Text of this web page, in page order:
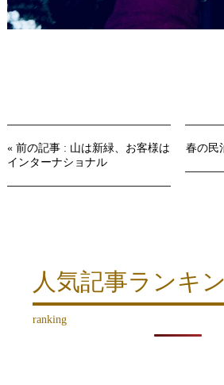
« 前の記事 : 山は新緑、お客様は
インターナショナル
春の民
人気記事ランキ
ranking